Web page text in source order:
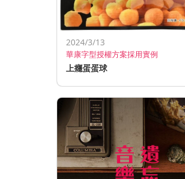
2024/3/13
華康字型授權方案採用實例
上癮蛋蛋球